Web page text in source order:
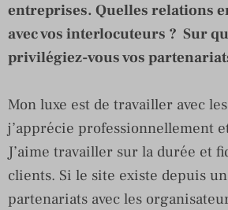
entreprises. Quelles relations
avec vos interlocuteurs ? Sur
privilégiez-vous vos
Mon luxe est de travailler avec
j’apprécie professionnellement
J’aime travailler sur la durée et
clients. Si le site existe depuis
partenariats avec les